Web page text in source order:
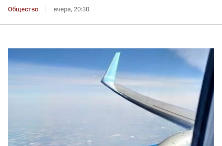
Общество вчера, 20:30